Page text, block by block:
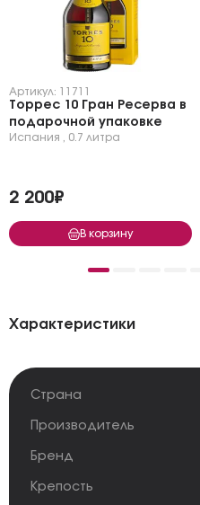
Артикул: 11711
Торрес 10 Гран Ресерва в
подарочной упаковке
Испания 0.7 литра
2 200₽
В корзину
Характеристики
Страна
Производитель
Бренд
Крепость